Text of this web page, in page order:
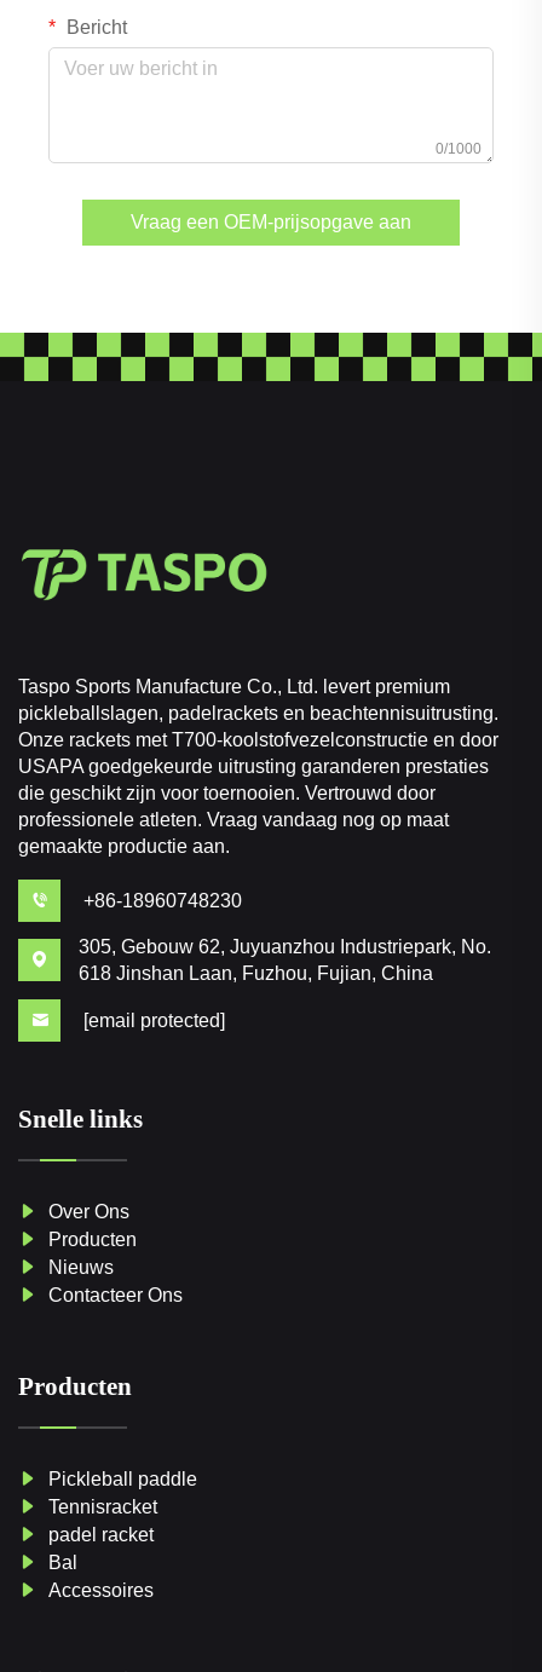
Bericht
0/1000
Vraag een OEM-prijsopgave aan
Taspo Sports Manufacture Co., Ltd. levert premium
pickleballslagen, padelrackets en beachtennisuitrusting.
Onze rackets met T700-koolstofvezelconstructie en door
USAPA goedgekeurde uitrusting garanderen prestaties
die geschikt zijn voor toernooien. Vertrouwd door
professionele atleten. Vraag vandaag nog op maat
gemaakte productie aan.
+86-18960748230
305, Gebouw 62, Juyuanzhou Industriepark, No.
618 Jinshan Laan, Fuzhou, Fujian, China
[email protected]
Snelle links
Over Ons
Producten
Nieuws
Contacteer Ons
Producten
Pickleball paddle
Tennisracket
padel racket
Bal
Accessoires